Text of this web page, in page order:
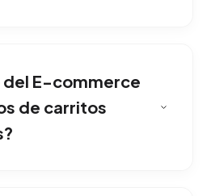
están próximos a
del E-commerce
de carritos